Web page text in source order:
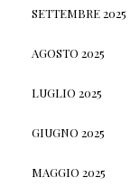
SETTEMBRE 2025
AGOSTO 2025
LUGLIO 2025
GIUGNO 2025
MAGGIO 2025